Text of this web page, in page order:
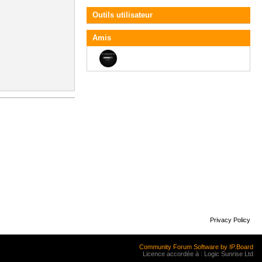
Outils utilisateur
Amis
Privacy Policy
Community Forum Software by IP.Board
Licence accordée à : Logic Sunrise Ltd